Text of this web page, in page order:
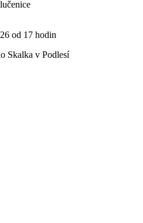
od 17 hodin
Skalka v Podlesí